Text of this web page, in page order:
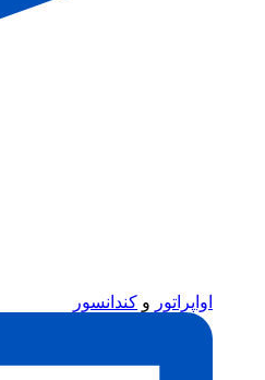
اواپراتور و کندانسور